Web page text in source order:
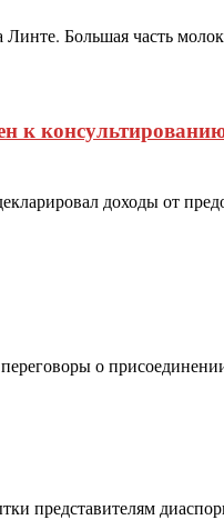
Большая часть
к
доходы от
о
представителям